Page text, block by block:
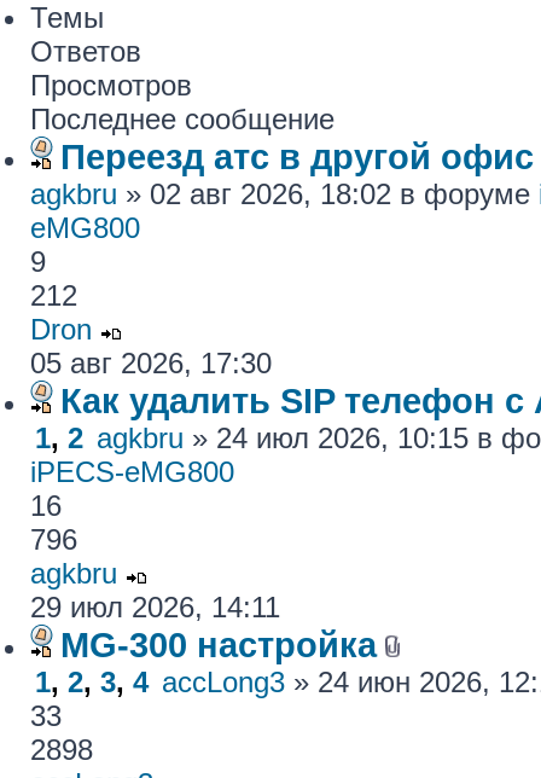
Темы
Ответов
Просмотров
Последнее сообщение
Переезд атс в другой
agkbru » 02 авг 2026, 18:02 в форуме
eMG800
9
212
Dron
05 авг 2026, 17:30
Как удалить SIP телефон
1, 2 agkbru » 24 июл 2026, 10:15 в
iPECS-eMG800
16
796
agkbru
29 июл 2026, 14:11
MG-300 настройка
1, 2, 3, 4 accLong3 » 24 июн 2026,
33
2898